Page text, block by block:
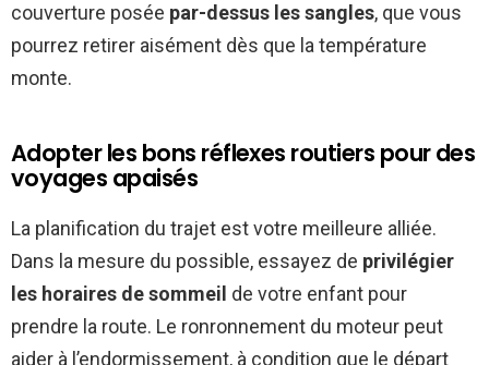
couverture posée par-dessus les sangles, que vous
pourrez retirer aisément dès que la température
monte.
Adopter les bons réflexes routiers pour des
voyages apaisés
La planification du trajet est votre meilleure alliée.
Dans la mesure du possible, essayez de privilégier
les horaires de sommeil de votre enfant pour
prendre la route. Le ronronnement du moteur peut
aider à l’endormissement, à condition que le départ